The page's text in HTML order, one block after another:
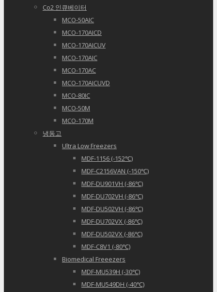
Co2 인큐베이터
MCO-50AIC
MCO-170AICD
MCO-170AICUV
MCO-170AIC
MCO-170AC
MCO-170AICUVD
MCO-80IC
MCO-50M
MCO-170M
냉동고
Ultra Low Freezers
MDF-1156 (-152℃)
MDF-C2156VAN (-150℃)
MDF-DU901VH (-86℃)
MDF-DU702VH (-86℃)
MDF-DU502VH (-86℃)
MDF-DU702VX (-86℃)
MDF-DU502VX (-86℃)
MDF-C8V1 (-80℃)
Biomedical Freeezers
MDF-MU539H (-30℃)
MDF-MU549DH (-40℃)